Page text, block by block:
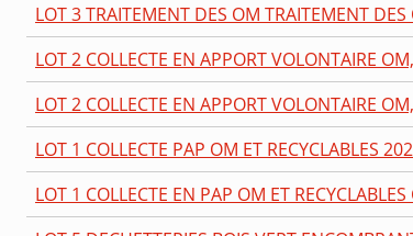
LOT 3 TRAITEMENT DES OM TRAITEMENT DES
LOT 2 COLLECTE EN APPORT VOLONTAIRE
LOT 2 COLLECTE EN APPORT VOLONTAIRE
LOT 1 COLLECTE PAP OM ET RECYCLABLES
LOT 1 COLLECTE EN PAP OM ET